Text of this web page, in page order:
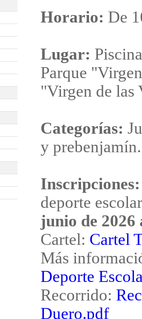
Horario: De
Lugar:
Parque
"Virgen de las
Categorías:
y prebenjamín.
Inscripciones:
deporte
junio de 2026
Cartel: Cartel
Más
Deporte
Recorrido:
Duero.pdf